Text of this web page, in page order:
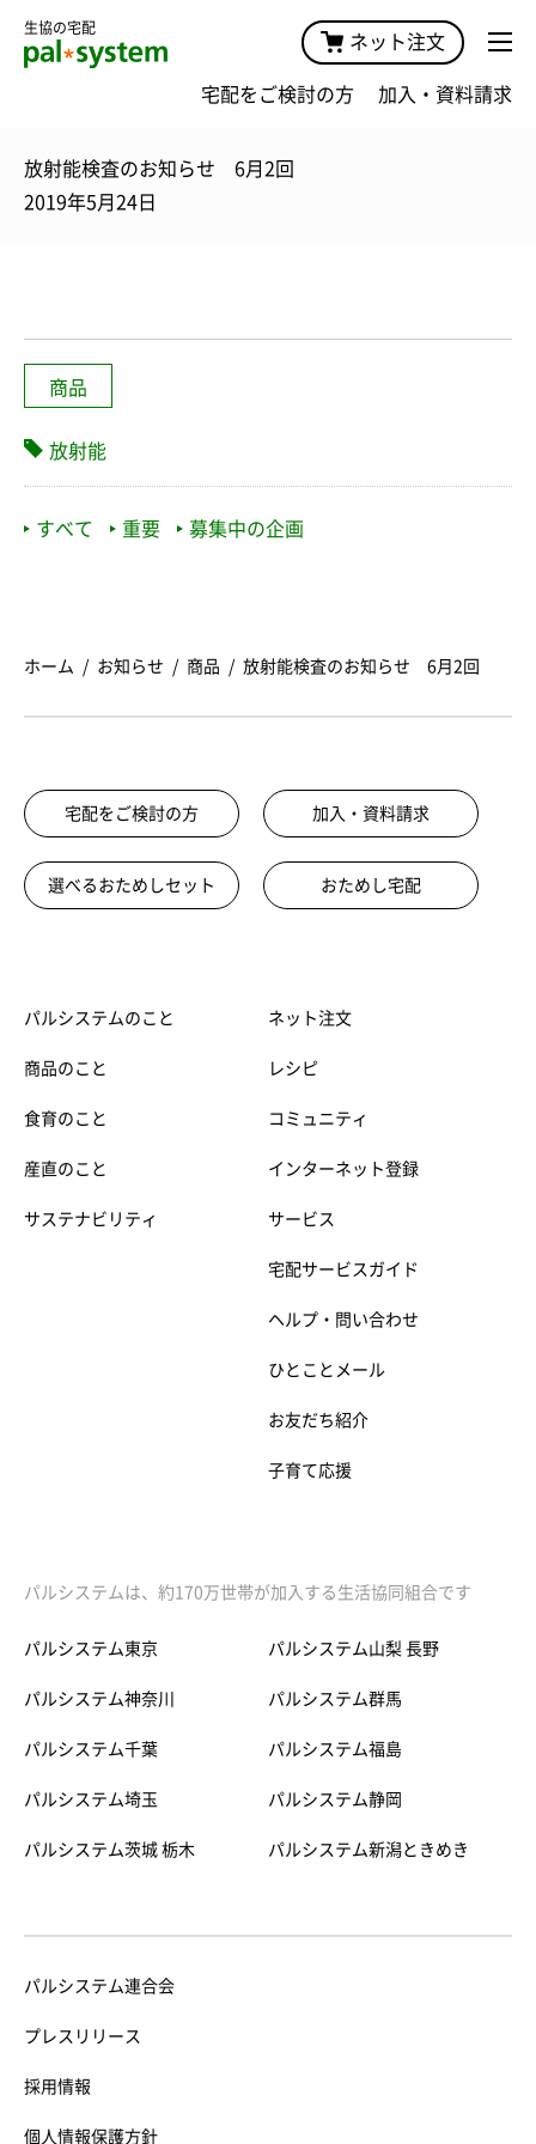
生協の宅配
ネット注文
宅配をご検討の方 加入・資料請求
放射能検査のお知らせ 6月2回
2019年5月24日
商品
放射能
すべて 重要 募集中の企画
ホーム お知らせ 商品 放射能検査のお知らせ 6月2回
宅配をご検討の方 加入・資料請求
選べるおためしセット おためし宅配
パルシステムのこと
商品のこと
食育のこと
産直のこと
サステナビリティ
ネット注文
レシピ
コミュニティ
インターネット登録
サービス
宅配サービスガイド
ヘルプ・問い合わせ
ひとことメール
お友だち紹介
子育て応援
パルシステムは、約170万世帯が加入する生活協同組合です
パルシステム東京
パルシステム神奈川
パルシステム千葉
パルシステム埼玉
パルシステム茨城 栃木
パルシステム山梨 長野
パルシステム群馬
パルシステム福島
パルシステム静岡
パルシステム新潟ときめき
パルシステム連合会
プレスリリース
採用情報
個人情報保護方針